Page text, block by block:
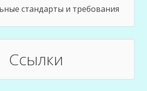
стандарты и требования
Ссылки